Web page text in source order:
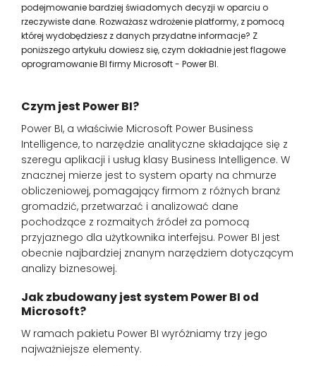
podejmowanie bardziej świadomych decyzji w oparciu o
rzeczywiste dane. Rozważasz wdrożenie platformy, z pomocą
której wydobędziesz z danych przydatne informacje? Z
poniższego artykułu dowiesz się, czym dokładnie jest flagowe
oprogramowanie BI firmy Microsoft - Power BI.
Czym jest Power BI?
Power BI, a właściwie Microsoft Power Business
Intelligence, to narzędzie analityczne składające się z
szeregu aplikacji i usług klasy Business Intelligence. W
znacznej mierze jest to system oparty na chmurze
obliczeniowej, pomagający firmom z różnych branż
gromadzić, przetwarzać i analizować dane
pochodzące z rozmaitych źródeł za pomocą
przyjaznego dla użytkownika interfejsu. Power BI jest
obecnie najbardziej znanym narzędziem dotyczącym
analizy biznesowej.
Jak zbudowany jest system Power BI od
Microsoft?
W ramach pakietu Power BI wyróżniamy trzy jego
najważniejsze elementy.